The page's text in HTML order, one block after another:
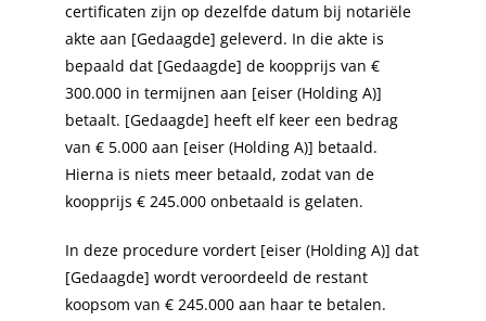
certificaten zijn op dezelfde datum bij notariële
akte aan [Gedaagde] geleverd. In die akte is
bepaald dat [Gedaagde] de koopprijs van €
300.000 in termijnen aan [eiser (Holding A)]
betaalt. [Gedaagde] heeft elf keer een bedrag
van € 5.000 aan [eiser (Holding A)] betaald.
Hierna is niets meer betaald, zodat van de
koopprijs € 245.000 onbetaald is gelaten.
In deze procedure vordert [eiser (Holding A)] dat
[Gedaagde] wordt veroordeeld de restant
koopsom van € 245.000 aan haar te betalen.